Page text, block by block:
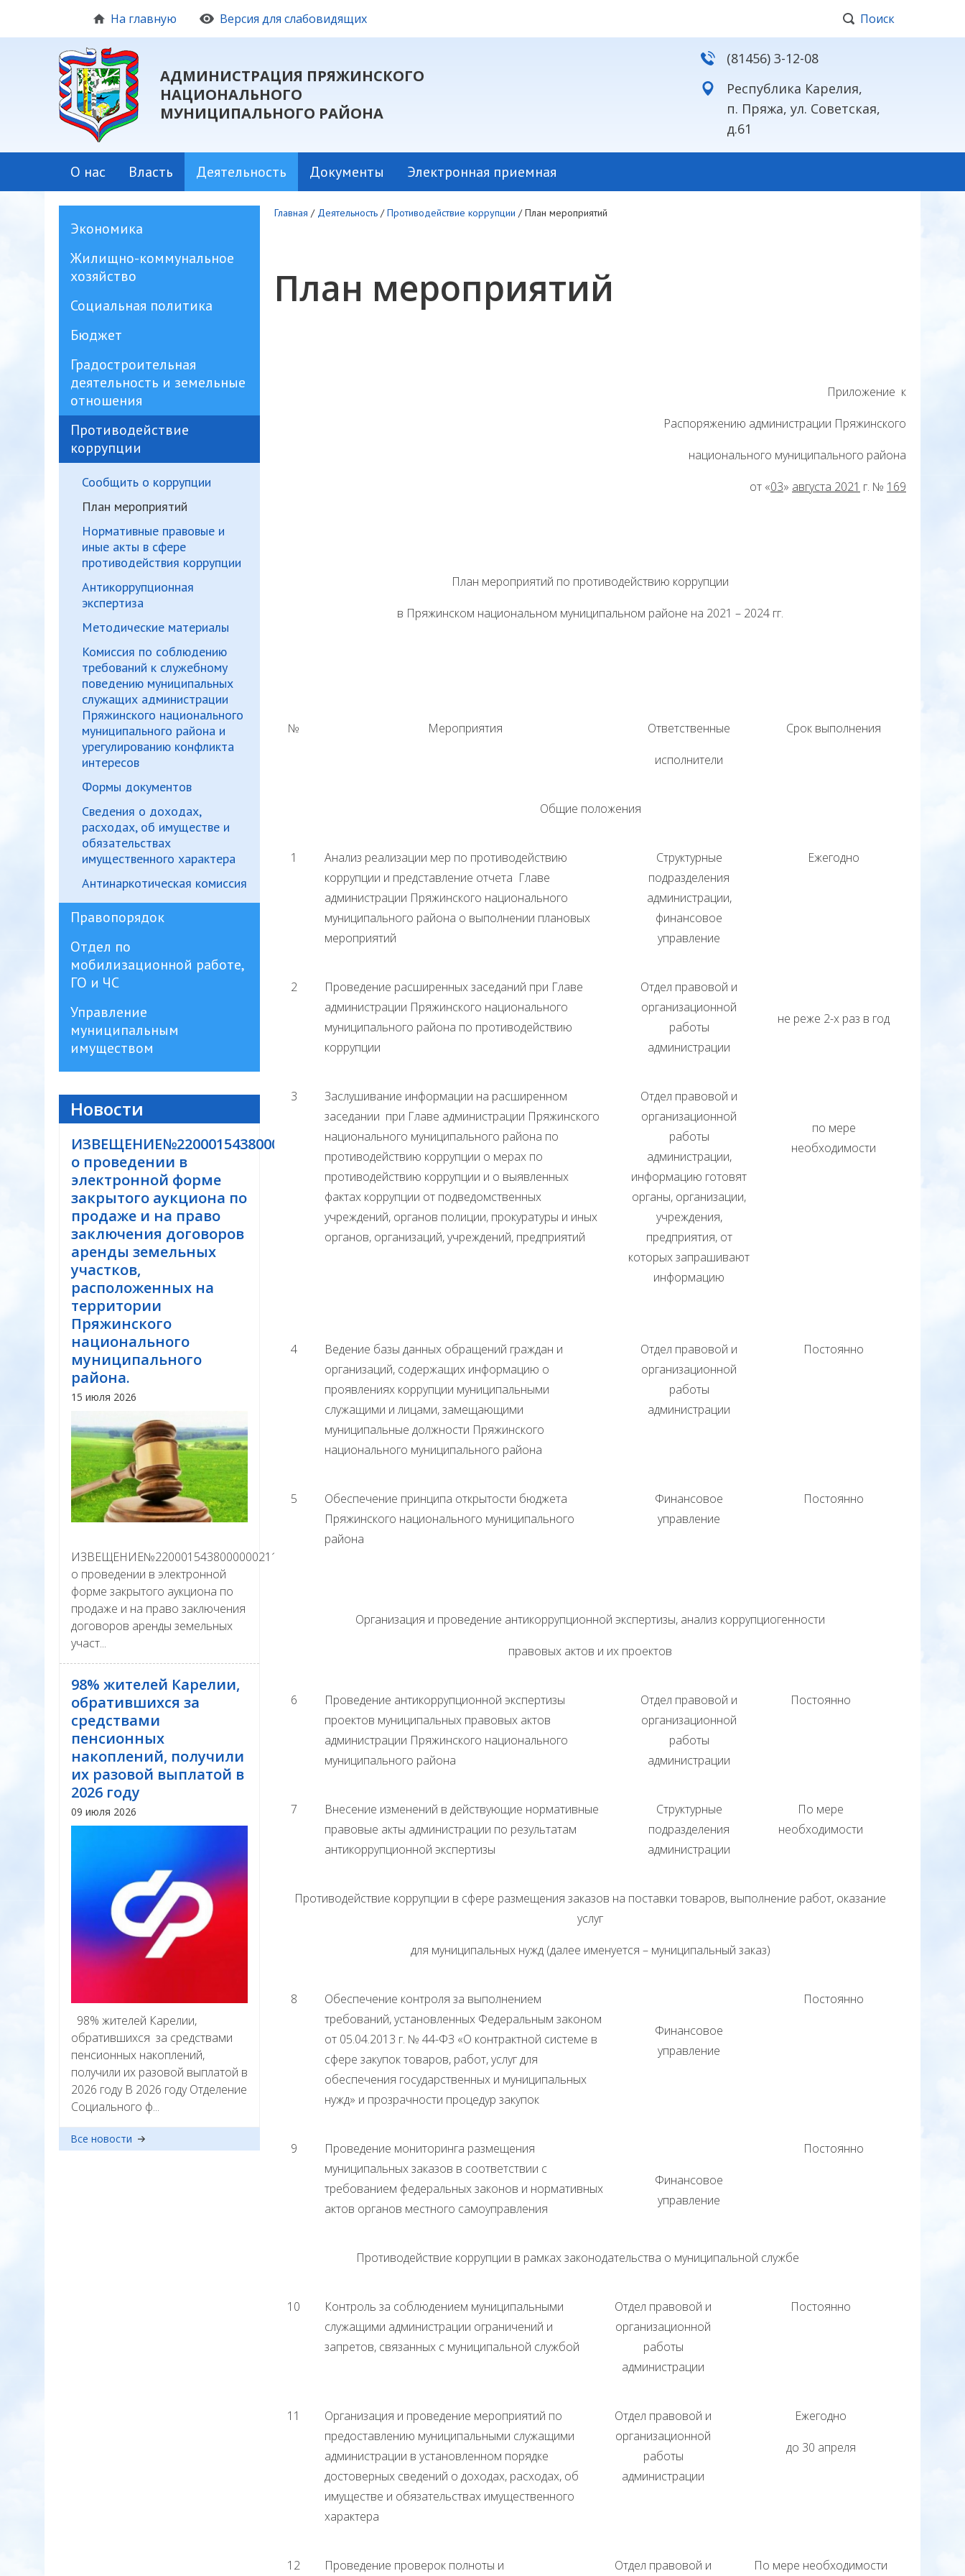
На главную Версия для слабовидящих Поиск
АДМИНИСТРАЦИЯ ПРЯЖИНСКОГО
НАЦИОНАЛЬНОГО
МУНИЦИПАЛЬНОГО РАЙОНА
(81456) 3-12-08
Республика Карелия,
п. Пряжа, ул. Советская,
д.61
О нас Власть Деятельность Документы Электронная приемная
Экономика
Жилищно-коммунальное
хозяйство
Социальная политика
Бюджет
Градостроительная
деятельность и земельные
отношения
Противодействие
коррупции
Сообщить о коррупции
План мероприятий
Нормативные правовые и
иные акты в сфере
противодействия коррупции
Антикоррупционная
экспертиза
Методические материалы
Комиссия по соблюдению
требований к служебному
поведению муниципальных
служащих администрации
Пряжинского национального
муниципального района и
урегулированию конфликта
интересов
Формы документов
Сведения о доходах,
расходах, об имуществе и
обязательствах
имущественного характера
Антинаркотическая комиссия
Правопорядок
Отдел по
мобилизационной работе,
ГО и ЧС
Управление
муниципальным
имуществом
Новости
ИЗВЕЩЕНИЕ№22000154380000002111
о проведении в
электронной форме
закрытого аукциона по
продаже и на право
заключения договоров
аренды земельных
участков,
расположенных на
территории
Пряжинского
национального
муниципального
района.
15 июля 2026
ИЗВЕЩЕНИЕ№22000154380000002111
о проведении в электронной
форме закрытого аукциона по
продаже и на право заключения
договоров аренды земельных
участ...
98% жителей Карелии,
обратившихся за
средствами
пенсионных
накоплений, получили
их разовой выплатой в
2026 году
09 июля 2026
98% жителей Карелии,
обратившихся за средствами
пенсионных накоплений,
получили их разовой выплатой в
2026 году В 2026 году Отделение
Социального ф...
Все новости
Главная / Деятельность /Противодействие коррупции /План мероприятий
План мероприятий
Приложение к
Распоряжению администрации Пряжинского
национального муниципального района
от «03» августа 2021 г. № 169
План мероприятий по противодействию коррупции
в Пряжинском национальном муниципальном районе на 2021 – 2024 гг.
№ Мероприятия
Ответственные
исполнители
Срок выполнения
Общие положения
1
Анализ реализации мер по противодействию
коррупции и представление отчета Главе
администрации Пряжинского национального
муниципального района о выполнении плановых
мероприятий
Структурные
подразделения
администрации,
финансовое
управление
Ежегодно
2
Проведение расширенных заседаний при Главе
администрации Пряжинского национального
муниципального района по противодействию
коррупции
Отдел правовой и
организационной
работы
администрации
не реже 2-х раз в год
3
Заслушивание информации на расширенном
заседании при Главе администрации Пряжинского
национального муниципального района по
противодействию коррупции о мерах по
противодействию коррупции и о выявленных
фактах коррупции от подведомственных
учреждений, органов полиции, прокуратуры и иных
органов, организаций, учреждений, предприятий
Отдел правовой и
организационной
работы
администрации,
информацию готовят
органы, организации,
учреждения,
предприятия, от
которых запрашивают
информацию
по мере
необходимости
4
Ведение базы данных обращений граждан и
организаций, содержащих информацию о
проявлениях коррупции муниципальными
служащими и лицами, замещающими
муниципальные должности Пряжинского
национального муниципального района
Отдел правовой и
организационной
работы
администрации
Постоянно
5
Обеспечение принципа открытости бюджета
Пряжинского национального муниципального
района
Финансовое
управление
Постоянно
Организация и проведение антикоррупционной экспертизы, анализ коррупциогенности
правовых актов и их проектов
6
Проведение антикоррупционной экспертизы
проектов муниципальных правовых актов
администрации Пряжинского национального
муниципального района
Отдел правовой и
организационной
работы
администрации
Постоянно
7
Внесение изменений в действующие нормативные
правовые акты администрации по результатам
антикоррупционной экспертизы
Структурные
подразделения
администрации
По мере
необходимости
Противодействие коррупции в сфере размещения заказов на поставки товаров, выполнение работ, оказание
услуг
для муниципальных нужд (далее именуется – муниципальный заказ)
8
Обеспечение контроля за выполнением
требований, установленных Федеральным законом
от 05.04.2013 г. № 44-ФЗ «О контрактной системе в
сфере закупок товаров, работ, услуг для
обеспечения государственных и муниципальных
нужд» и прозрачности процедур закупок
Финансовое
управление
Постоянно
9
Проведение мониторинга размещения
муниципальных заказов в соответствии с
требованием федеральных законов и нормативных
актов органов местного самоуправления
Финансовое
управление
Постоянно
Противодействие коррупции в рамках законодательства о муниципальной службе
10
Контроль за соблюдением муниципальными
служащими администрации ограничений и
запретов, связанных с муниципальной службой
Отдел правовой и
организационной
работы
администрации
Постоянно
11
Организация и проведение мероприятий по
предоставлению муниципальными служащими
администрации в установленном порядке
достоверных сведений о доходах, расходах, об
имуществе и обязательствах имущественного
характера
Отдел правовой и
организационной
работы
администрации
Ежегодно
до 30 апреля
12 Проведение проверок полноты и Отдел правовой и По мере необходимости